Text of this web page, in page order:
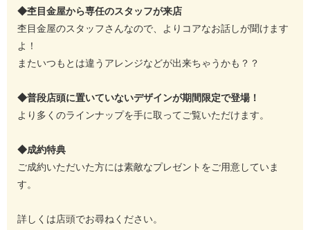
◆杢目金屋から専任のスタッフが来店
杢目金屋のスタッフさんなので、よりコアなお話しが聞けます
よ！
またいつもとは違うアレンジなどが出来ちゃうかも？？
◆普段店頭に置いていないデザインが期間限定で登場！
より多くのラインナップを手に取ってご覧いただけます。
◆成約特典
ご成約いただいた方には素敵なプレゼントをご用意していま
す。
詳しくは店頭でお尋ねください。